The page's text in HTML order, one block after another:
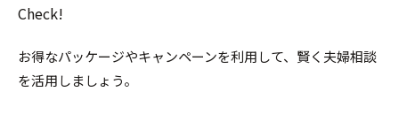
Check!
お得なパッケージやキャンペーンを利用して、賢く夫婦相談
を活用しましょう。